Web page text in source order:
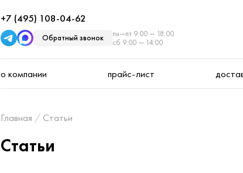
+7 (495) 108-04-62
Обратный звонок
пн—пт 9:00 — 18:00
сб 9:00 — 14:00
о компании прайс-лист
Главная Статьи
Статьи